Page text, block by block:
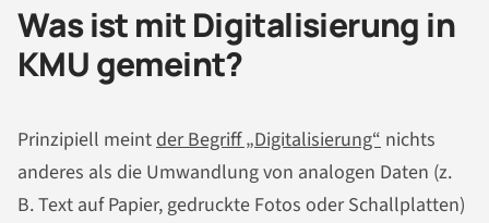
Was ist mit Digitalisierung in
KMU gemeint?
Prinzipiell meintder Begriff „Digitalisierung“ nichts
anderes als die Umwandlung von analogen Daten (z.
B. Text auf Papier, gedruckte Fotos oder Schallplatten)